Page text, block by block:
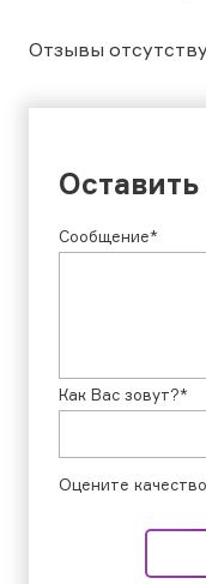
Отзывы
Сообщение*
Как Вас зовут?*
Оцените